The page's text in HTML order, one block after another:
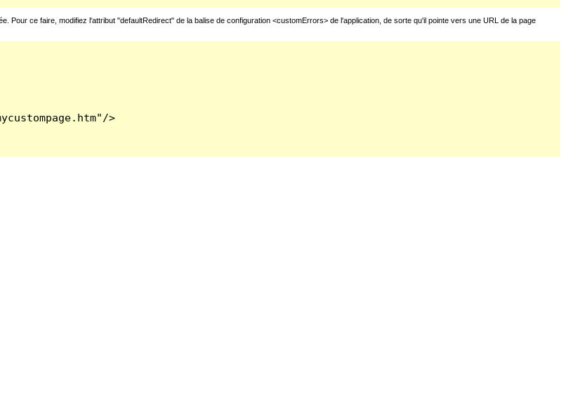
Pour ce faire, modifiez l'attribut "defaultRedirect" de la balise de configuration <customErrors> de l'application, de sorte qu'il pointe vers une URL de la page
>